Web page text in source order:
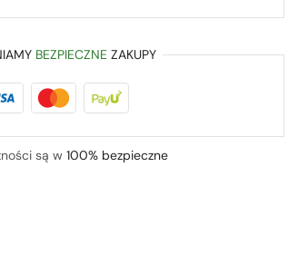
BEZPIECZNE ZAKUPY
są w 100% bezpieczne